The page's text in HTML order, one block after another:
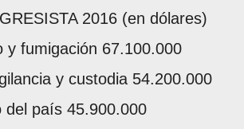
2016 (en dólares)
y fumigación 67.100.000
y custodia 54.200.000
del país 45.900.000